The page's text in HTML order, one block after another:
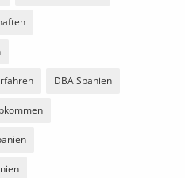
DBA Spanien